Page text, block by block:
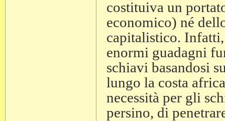
costituiva un
economico) né
capitalistico.
enormi guadagni
schiavi basandosi
lungo la costa
necessità per gli
persino, di